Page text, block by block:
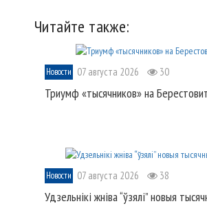
Читайте также:
Новости 07 августа 2026 30
Триумф «тысячников» на
Новости 07 августа 2026 38
Удзельнікі жніва “ўзялі” новыя